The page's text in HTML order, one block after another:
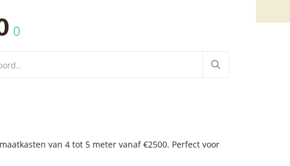
0
van 4 tot 5 meter vanaf €2500. Perfect voor